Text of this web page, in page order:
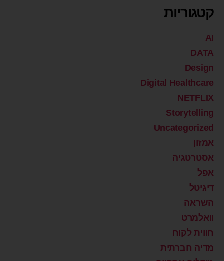
קטגוריות
AI
DATA
Design
Digital Healthcare
NETFLIX
Storytelling
Uncategorized
אמזון
אסטרטגיה
אפל
דיגיטל
השראה
וואלמרט
חווית לקוח
מדיה חברתית